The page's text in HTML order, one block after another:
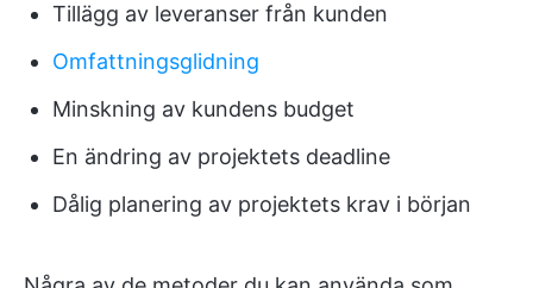
Tillägg av leveranser från kunden
Omfattningsglidning
Minskning av kundens budget
En ändring av projektets deadline
Dålig planering av projektets krav i början